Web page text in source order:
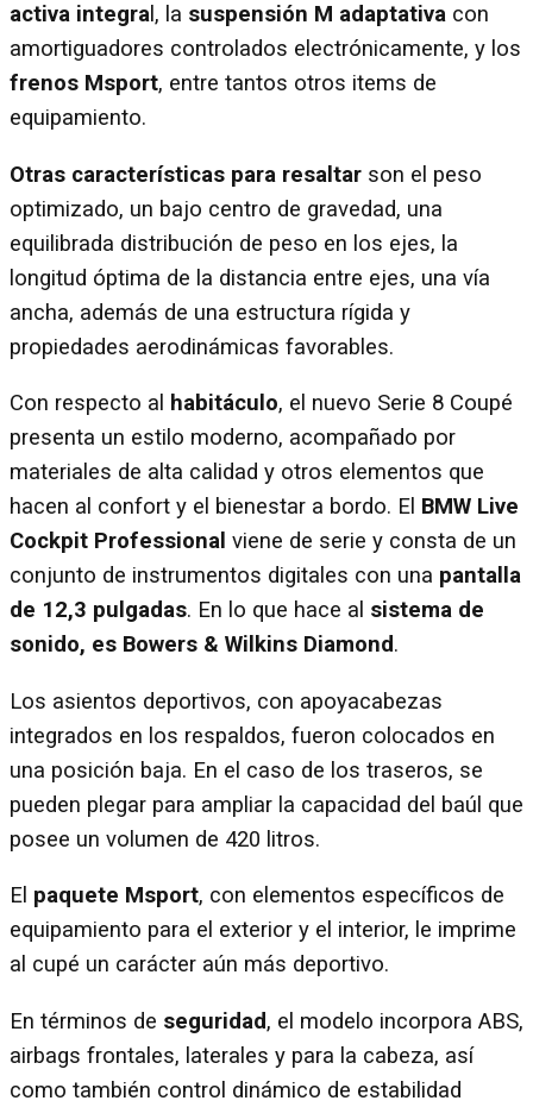
activa integra l, la suspensión M adaptativa con
amortiguadores controlados electrónicamente, y los
frenos Msport, entre tantos otros items de
equipamiento.
Otras características para resaltar son el peso
optimizado, un bajo centro de gravedad, una
equilibrada distribución de peso en los ejes, la
longitud óptima de la distancia entre ejes, una vía
ancha, además de una estructura rígida y
propiedades aerodinámicas favorables.
Con respecto al habitáculo, el nuevo Serie 8 Coupé
presenta un estilo moderno, acompañado por
materiales de alta calidad y otros elementos que
hacen al confort y el bienestar a bordo. El BMW Live
Cockpit Professional viene de serie y consta de un
conjunto de instrumentos digitales con una pantalla
de 12,3 pulgadas. En lo que hace al sistema de
sonido, es Bowers & Wilkins Diamond.
Los asientos deportivos, con apoyacabezas
integrados en los respaldos, fueron colocados en
una posición baja. En el caso de los traseros, se
pueden plegar para ampliar la capacidad del baúl que
posee un volumen de 420 litros.
El paquete Msport, con elementos específicos de
equipamiento para el exterior y el interior, le imprime
al cupé un carácter aún más deportivo.
En términos de seguridad, el modelo incorpora ABS,
airbags frontales, laterales y para la cabeza, así
como también control dinámico de estabilidad